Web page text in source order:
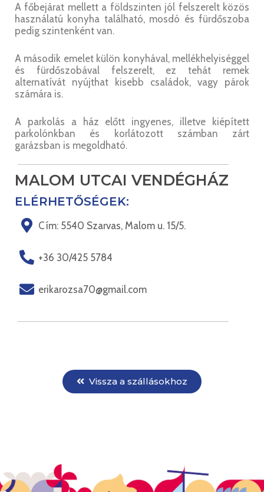
A főbejárat mellett a földszinten jól felszerelt közös
használatú konyha található, mosdó és fürdőszoba
pedig szintenként van.
A második emelet külön konyhával, mellékhelyiséggel
és fürdőszobával felszerelt, ez tehát remek
alternatívát nyújthat kisebb családok, vagy párok
számára is.
A parkolás a ház előtt ingyenes, illetve kiépített
parkolónkban és korlátozott számban zárt
garázsban is megoldható.
MALOM UTCAI VENDÉGHÁZ
ELÉRHETŐSÉGEK:
Cím: 5540 Szarvas, Malom u. 15/5.
+36 30/425 5784
erikarozsa70@gmail.com
Vissza a szállásokhoz